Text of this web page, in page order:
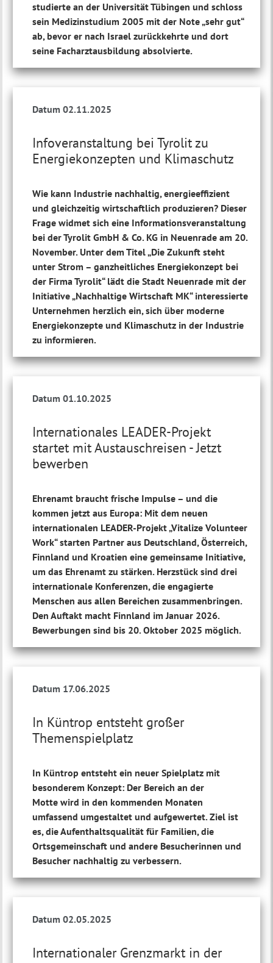
studierte an der Universität Tübingen und schloss
sein Medizinstudium 2005 mit der Note „sehr gut“
ab, bevor er nach Israel zurückkehrte und dort
seine Facharztausbildung absolvierte.
Infoveranstaltung bei Tyrolit zu
Energiekonzepten und Klimaschutz
Datum 02.11.2025
Wie kann Industrie nachhaltig, energieeffizient
und gleichzeitig wirtschaftlich produzieren? Dieser
Frage widmet sich eine Informationsveranstaltung
bei der Tyrolit GmbH & Co. KG in Neuenrade am 20.
November. Unter dem Titel „Die Zukunft steht
unter Strom – ganzheitliches Energiekonzept bei
der Firma Tyrolit“ lädt die Stadt Neuenrade mit der
Initiative „Nachhaltige Wirtschaft MK“ interessierte
Unternehmen herzlich ein, sich über moderne
Energiekonzepte und Klimaschutz in der Industrie
zu informieren.
Internationales LEADER-Projekt
startet mit Austauschreisen - Jetzt
bewerben
Datum 01.10.2025
Ehrenamt braucht frische Impulse – und die
kommen jetzt aus Europa: Mit dem neuen
internationalen LEADER-Projekt „Vitalize Volunteer
Work“ starten Partner aus Deutschland, Österreich,
Finnland und Kroatien eine gemeinsame Initiative,
um das Ehrenamt zu stärken. Herzstück sind drei
internationale Konferenzen, die engagierte
Menschen aus allen Bereichen zusammenbringen.
Den Auftakt macht Finnland im Januar 2026.
Bewerbungen sind bis 20. Oktober 2025 möglich.
In Küntrop entsteht großer
Themenspielplatz
Datum 17.06.2025
In Küntrop entsteht ein neuer Spielplatz mit
besonderem Konzept: Der Bereich an der
Motte wird in den kommenden Monaten
umfassend umgestaltet und aufgewertet. Ziel ist
es, die Aufenthaltsqualität für Familien, die
Ortsgemeinschaft und andere Besucherinnen und
Besucher nachhaltig zu verbessern.
Internationaler Grenzmarkt in der
Datum 02.05.2025